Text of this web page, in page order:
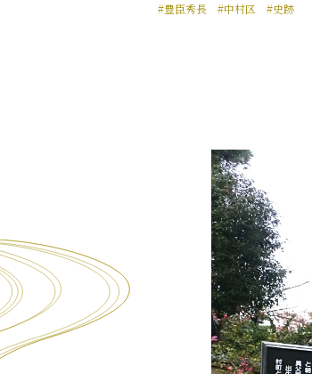
加藤清正と名古屋の関係
#豊臣秀長 #中村区 #史跡